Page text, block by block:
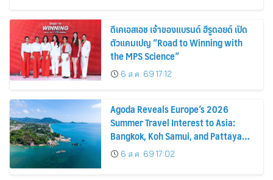
ดีเคเอสเอช เจ้าของแบรนด์ ฮีรูดอยด์ เปิด
ตัวแคมเปญ “Road to Winning with
the MPS Science”
6 ส.ค. 69 17:12
Agoda Reveals Europe’s 2026
Summer Travel Interest to Asia:
Bangkok, Koh Samui, and Pattaya
Among the Top Cities
6 ส.ค. 69 17:02